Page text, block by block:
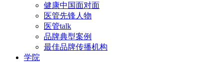
健康中国面对面
医管先锋人物
医管talk
品牌典型案例
最佳品牌传播机构
学院